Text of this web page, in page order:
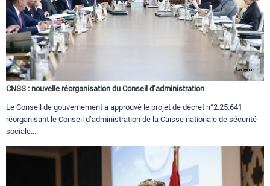
CNSS : nouvelle réorganisation du Conseil d’administration
Le Conseil de gouvernement a approuvé le projet de décret n°2.25.641
réorganisant le Conseil d’administration de la Caisse nationale de sécurité
sociale...